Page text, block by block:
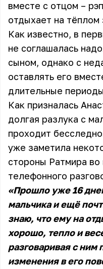
вместе с отцом –
отдыхает на тёплом
Как известно, в
не соглашалась
сыном, однако с
оставлять его
длительные
Как призналась
долгая разлука с
проходит
уже заметила
стороны Ратмира
телефонного
«Прошло уже 16
мальчика и ещё
знаю, что ему на
хорошо, тепло и
разговаривая с
изменения в его